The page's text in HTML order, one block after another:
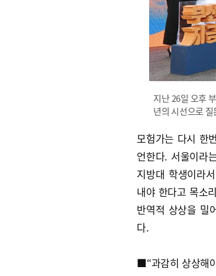
지난 26일 오후
년의 시선으로
모험가는 다시 한
언한다. 서울이라
지방대 학생이라
내야 한다고 목소
반역적 상상을 밀
다.
■“과감히 상상해